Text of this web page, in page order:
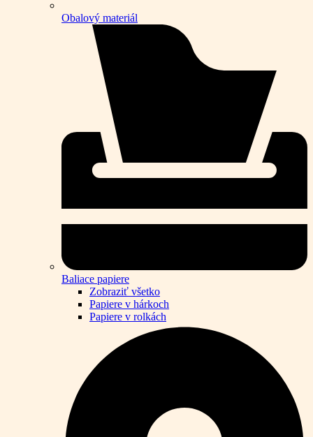
Obalový materiál
Baliace papiere
Zobraziť všetko
Papiere v hárkoch
Papiere v rolkách